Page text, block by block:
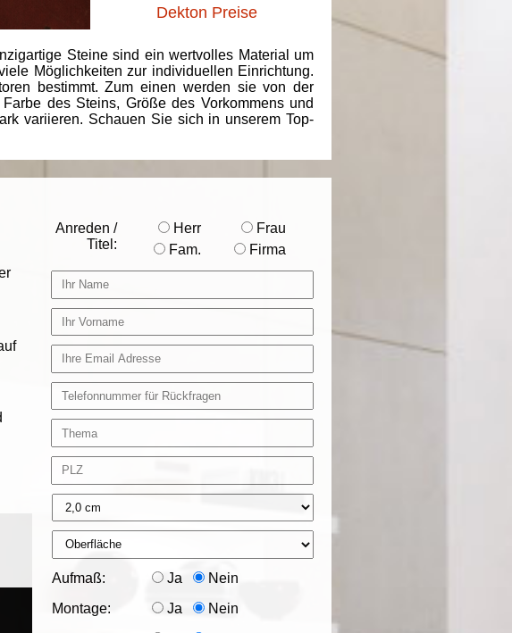
Dekton Preise
Steine sind ein wertvolles Material um
Möglichkeiten zur individuellen Einrichtung.
bestimmt. Zum einen werden sie von der
des Steins, Größe des Vorkommens und
variieren. Schauen Sie sich in unserem Top-
Anreden /
Titel:
Herr
Frau
Fam.
Firma
Aufmaß: Ja Nein
Montage: Ja Nein